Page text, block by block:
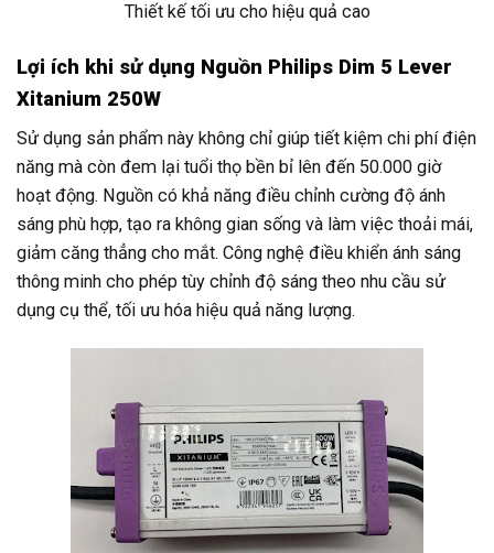
Thiết kế tối ưu cho hiệu quả cao
Lợi ích khi sử dụng Nguồn Philips Dim 5 Lever
Xitanium 250W
Sử dụng sản phẩm này không chỉ giúp tiết kiệm chi phí điện
năng mà còn đem lại tuổi thọ bền bỉ lên đến 50.000 giờ
hoạt động. Nguồn có khả năng điều chỉnh cường độ ánh
sáng phù hợp, tạo ra không gian sống và làm việc thoải mái,
giảm căng thẳng cho mắt. Công nghệ điều khiển ánh sáng
thông minh cho phép tùy chỉnh độ sáng theo nhu cầu sử
dụng cụ thể, tối ưu hóa hiệu quả năng lượng.